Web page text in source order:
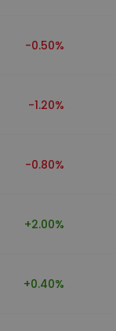
-0.50%
-1.20%
-0.80%
+2.00%
+0.40%